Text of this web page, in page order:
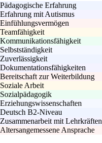
Pädagogische Erfahrung
Erfahrung mit Autismus
Einfühlungsvermögen
Teamfähigkeit
Kommunikationsfähigkeit
Selbstständigkeit
Zuverlässigkeit
Dokumentationsfähigkeiten
Bereitschaft zur Weiterbildung
Soziale Arbeit
Sozialpädagogik
Erziehungswissenschaften
Deutsch B2-Niveau
Zusammenarbeit mit Lehrkräften
Altersangemessene Ansprache